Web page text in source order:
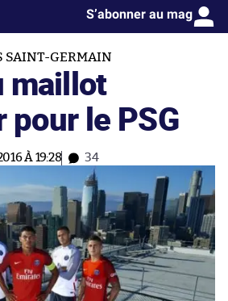
S’abonner au mag
SAINT-GERMAIN
maillot
le PSG
À 19:28 34